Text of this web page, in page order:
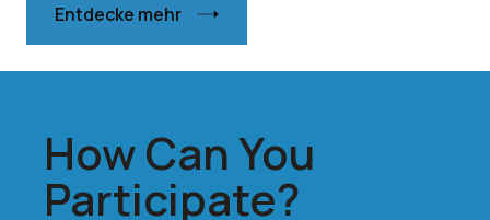
Entdecke mehr
How Can You
Participate?